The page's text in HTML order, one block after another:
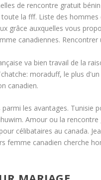
de rencontre gratuit
la fff. Liste des hommes
grâce auxquelles vous
canadiennes. Rencontrer
va bien travail de la
moraduff, le plus
canadien.
les avantages. Tunisie
Amour ou la
célibataires au canada.
femme canadien cherche